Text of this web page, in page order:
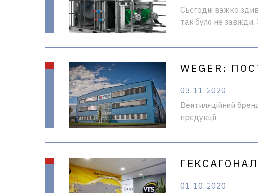
Сьогодні важко
так було не завжди.
WEGER:
03. 11. 2020
Вентиляційний
продукції.
01. 10. 2020